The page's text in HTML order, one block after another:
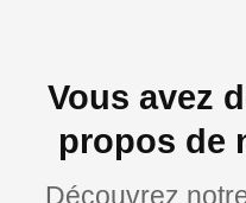
Vous avez
propos de
Découvrez